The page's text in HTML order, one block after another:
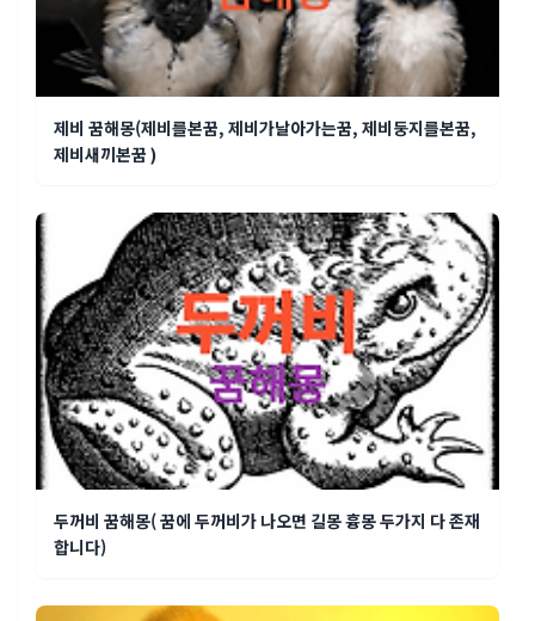
제비 꿈해몽(제비를본꿈, 제비가날아가는꿈, 제비둥지를본꿈,
제비새끼본꿈 )
두꺼비 꿈해몽( 꿈에 두꺼비가 나오면 길몽 흉몽 두가지 다 존재
합니다)